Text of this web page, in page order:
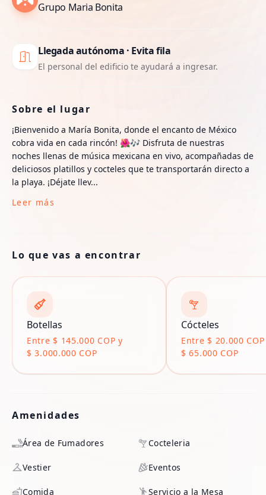
Grupo Maria Bonita
Llegada autónoma · Evita fila
El personal del edificio te ayudará a ingresar.
Sobre el lugar
¡Bienvenido a María Bonita, donde el encanto de México
cobra vida en cada rincón! 🌺🎶 Disfruta de nuestras
noches llenas de música mexicana en vivo, acompañadas de
deliciosos platillos y cocteles que te transportarán directo a
la playa. ¡Déjate llev...
Leer más
Lo que vas a encontrar
Botellas
Entre $ 145.000 COP y
$ 3.000.000 COP
Cócteles
Entre $ 20.000
$ 65.000 COP
Amenidades
Área de Fumadores Cocteleria
Vestier Eventos
Comida Servicio a la Mesa